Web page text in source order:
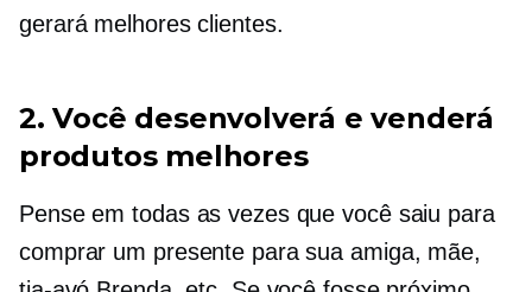
gerará melhores clientes.
2. Você desenvolverá e venderá
produtos melhores
Pense em todas as vezes que você saiu para
comprar um presente para sua amiga, mãe,